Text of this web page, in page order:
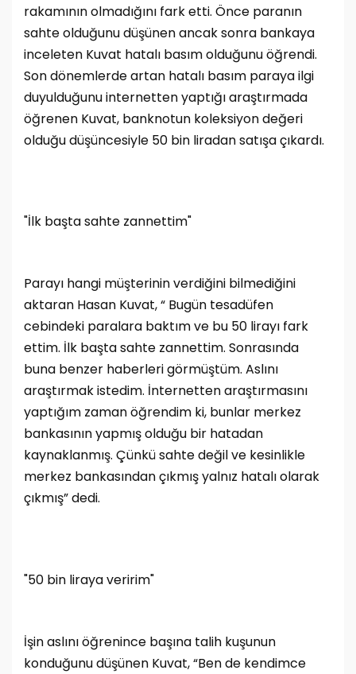
rakamının olmadığını fark etti. Önce paranın
sahte olduğunu düşünen ancak sonra bankaya
inceleten Kuvat hatalı basım olduğunu öğrendi.
Son dönemlerde artan hatalı basım paraya ilgi
duyulduğunu internetten yaptığı araştırmada
öğrenen Kuvat, banknotun koleksiyon değeri
olduğu düşüncesiyle 50 bin liradan satışa çıkardı.
"İlk başta sahte zannettim"
Parayı hangi müşterinin verdiğini bilmediğini
aktaran Hasan Kuvat, “ Bugün tesadüfen
cebindeki paralara baktım ve bu 50 lirayı fark
ettim. İlk başta sahte zannettim. Sonrasında
buna benzer haberleri görmüştüm. Aslını
araştırmak istedim. İnternetten araştırmasını
yaptığım zaman öğrendim ki, bunlar merkez
bankasının yapmış olduğu bir hatadan
kaynaklanmış. Çünkü sahte değil ve kesinlikle
merkez bankasından çıkmış yalnız hatalı olarak
çıkmış” dedi.
"50 bin liraya veririm"
İşin aslını öğrenince başına talih kuşunun
konduğunu düşünen Kuvat, “Ben de kendimce